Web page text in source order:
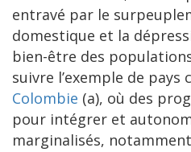
entravé par le
domestique et la
bien-être des
suivre l’exemple de pays
Colombie (a), où des
pour intégrer et
marginalisés,